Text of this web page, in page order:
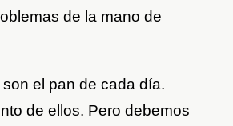
de la mano de
el pan de cada día.
de ellos. Pero debemos